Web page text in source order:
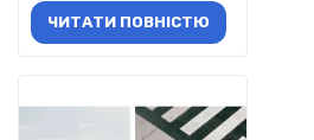
ЧИТАТИ ПОВНІСТЮ